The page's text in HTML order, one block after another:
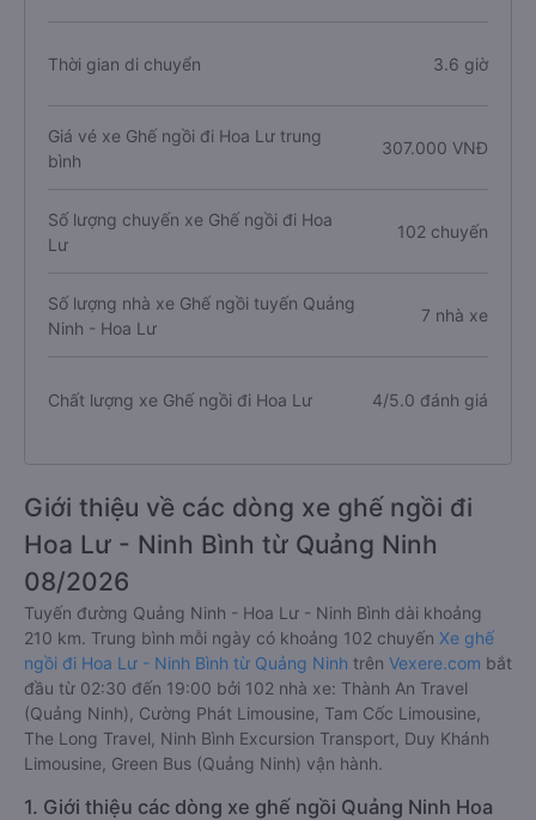
Thời gian di chuyển 3.6 giờ
Giá vé xe Ghế ngồi đi Hoa Lư trung
bình
307.000 VNĐ
Số lượng chuyến xe Ghế ngồi đi Hoa
Lư
102 chuyến
Số lượng nhà xe Ghế ngồi tuyến Quảng
Ninh - Hoa Lư
7 nhà xe
Chất lượng xe Ghế ngồi đi Hoa Lư 4/5.0 đánh giá
Giới thiệu về các dòng xe ghế ngồi đi
Hoa Lư - Ninh Bình từ Quảng Ninh
08/2026
Tuyến đường Quảng Ninh - Hoa Lư - Ninh Bình dài khoảng
210 km. Trung bình mỗi ngày có khoảng 102 chuyến Xe ghế
ngồi đi Hoa Lư - Ninh Bình từ Quảng Ninh trên Vexere.com bắt
đầu từ 02:30 đến 19:00 bởi 102 nhà xe: Thành An Travel
(Quảng Ninh), Cường Phát Limousine, Tam Cốc Limousine,
The Long Travel, Ninh Bình Excursion Transport, Duy Khánh
Limousine, Green Bus (Quảng Ninh) vận hành.
1. Giới thiệu các dòng xe ghế ngồi Quảng Ninh Hoa